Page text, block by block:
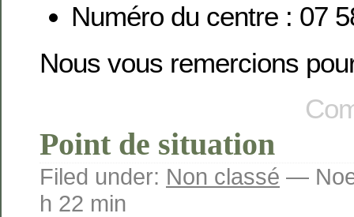
Numéro du centre : 07
Nous vous remercions
Point de situation
Filed under: Non classé —
h 22 min